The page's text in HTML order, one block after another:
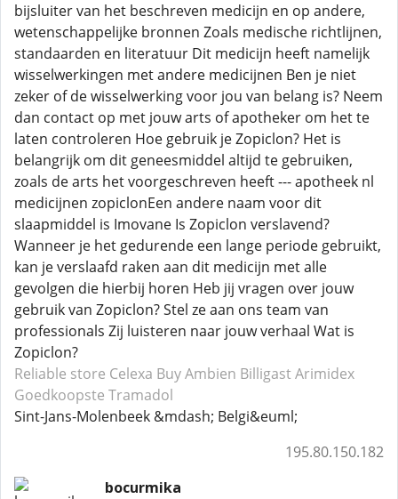
bijsluiter van het beschreven medicijn en op andere,
wetenschappelijke bronnen Zoals medische richtlijnen,
standaarden en literatuur Dit medicijn heeft namelijk
wisselwerkingen met andere medicijnen Ben je niet
zeker of de wisselwerking voor jou van belang is? Neem
dan contact op met jouw arts of apotheker om het te
laten controleren Hoe gebruik je Zopiclon? Het is
belangrijk om dit geneesmiddel altijd te gebruiken,
zoals de arts het voorgeschreven heeft --- apotheek nl
medicijnen zopiclonEen andere naam voor dit
slaapmiddel is Imovane Is Zopiclon verslavend?
Wanneer je het gedurende een lange periode gebruikt,
kan je verslaafd raken aan dit medicijn met alle
gevolgen die hierbij horen Heb jij vragen over jouw
gebruik van Zopiclon? Stel ze aan ons team van
professionals Zij luisteren naar jouw verhaal Wat is
Zopiclon?
Reliable store Celexa Buy Ambien Billigast Arimidex
Goedkoopste Tramadol
Sint-Jans-Molenbeek &mdash; Belgi&euml;
195.80.150.182
bocurmika